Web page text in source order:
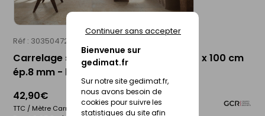
Bienvenue sur
gedimat.fr
Sur notre site gedimat.fr,
nous avons besoin de
cookies pour suivre les
statistiques du site afin
Continuer sans accepter
Réf : 30350472
Carrelage sol intérieur TIMESTONE - 50 x 100 cm
ép.8 mm - beige
42,90€
TTC / Mètre Carré